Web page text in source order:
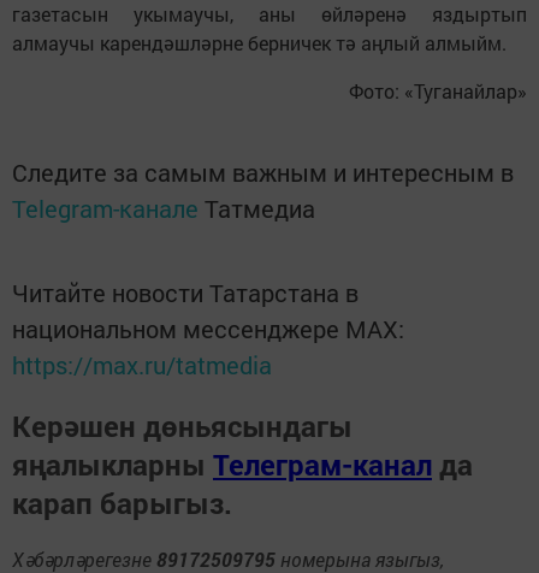
газетасын укымаучы, аны өйләренә яздыртып
алмаучы карендәшләрне берничек тә аңлый алмыйм.
Фото: «Туганайлар»
Следите за самым важным и интересным в
Telegram-канале Татмедиа
Читайте новости Татарстана в
национальном мессенджере MАХ:
https://max.ru/tatmedia
Керәшен дөньясындагы
яңалыкларны Телеграм-канал да
карап барыгыз.
Хәбәрләрегезне 89172509795 номерына языгыз,